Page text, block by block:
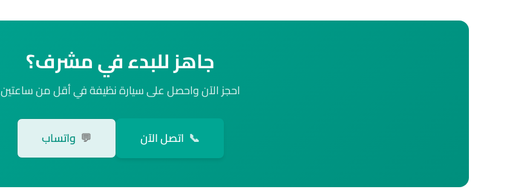
جاهز للبدء في مشرف؟
احجز الآن واحصل على سيارة نظيفة في أقل من ساعتين
📞 اتصل الآن 💬 واتساب